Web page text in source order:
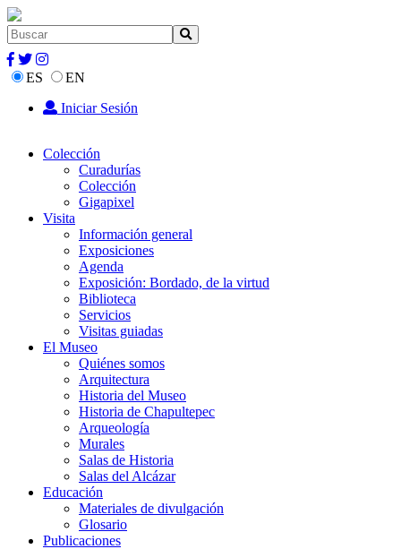
ES
EN
Iniciar Sesión
Colección
Curadurías
Colección
Gigapixel
Visita
Información general
Exposiciones
Agenda
Exposición: Bordado, de la virtud
Biblioteca
Servicios
Visitas guiadas
El Museo
Quiénes somos
Arquitectura
Historia del Museo
Historia de Chapultepec
Arqueología
Murales
Salas de Historia
Salas del Alcázar
Educación
Materiales de divulgación
Glosario
Publicaciones